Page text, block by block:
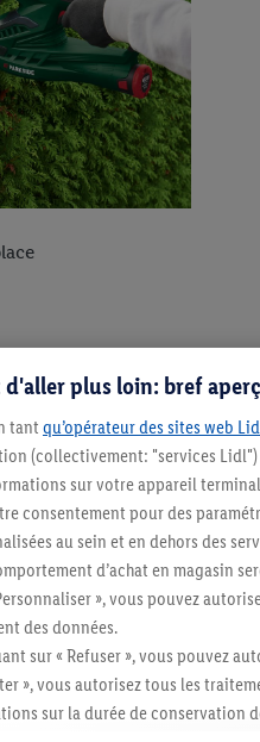
modèles filaires
pour les terrains isolés
d'ailleurs le choix
? Une puissance
plus loin: bref
tant qu’opérateur des sites web
(collectivement: "services
sur votre appareil
consentement pour des
au sein et en dehors des
d’achat en magasin
», vous pouvez
des données.
sur « Refuser », vous pouvez
», vous autorisez tous les
sur la durée de conservation